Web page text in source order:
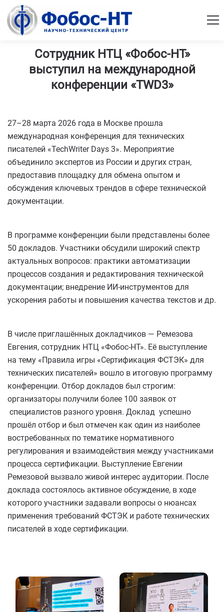
Сотрудник НТЦ «Фобос-НТ»
выступил на международной
конференции «TWD3»
27–28 марта 2026 года в Москве прошла
международная конференция для технических
писателей «TechWriter Days 3». Мероприятие
объединило экспертов из России и других стран,
предоставив площадку для обмена опытом и
обсуждения ключевых трендов в сфере технической
документации.
В программе конференции были представлены более
50 докладов. Участники обсудили широкий спектр
актуальных вопросов: практики автоматизации
процессов создания и редактирования технической
документации; внедрение ИИ‑инструментов для
ускорения работы и повышения качества текстов и др.
В числе приглашённых докладчиков — Ремезова
Евгения, сотрудник НТЦ «Фобос‑НТ». Её выступление
на тему «Правила игры «Сертификация ФСТЭК» для
технических писателей» вошло в итоговую программу
конференции. Отбор докладов был строгим:
организаторы получили более 100 заявок от
специалистов разного уровня. Доклад успешно
прошёл отбор и был отмечен как один из наиболее
востребованных по тематике нормативного
регулирования и взаимодействия между участниками
процесса сертификации. Выступление Евгении
Ремезовой вызвало живой интерес аудитории. После
доклада состоялось активное обсуждение, в ходе
которого участники задавали вопросы о нюансах
применения требований ФСТЭК и работе технических
писателей в ходе сертификации.